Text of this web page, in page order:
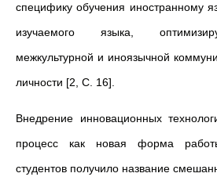
специфику обучения иностранному
изучаемого языка,
межкультурной и иноязычной
личности [2, С. 16].
Внедрение инновационных
процесс как новая форма
студентов получило название